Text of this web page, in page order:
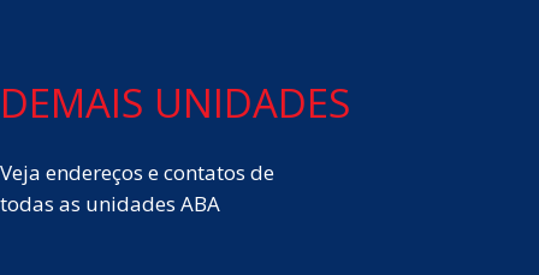
DEMAIS UNIDADES
Veja endereços e contatos de
todas as unidades ABA